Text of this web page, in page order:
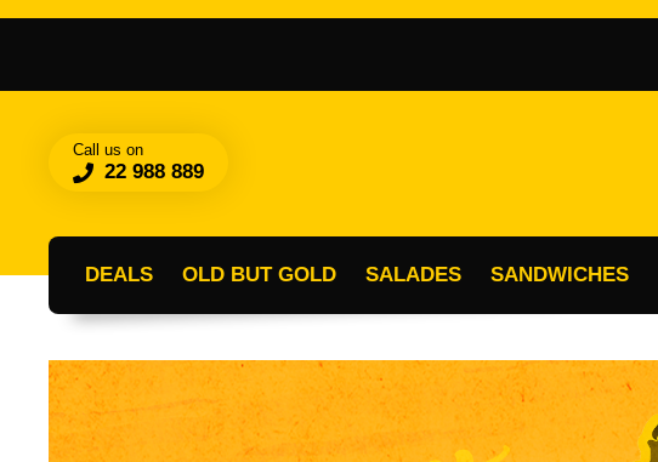
Call us on
22 988 889
DEALS OLD BUT GOLD SALADES SANDWICHES